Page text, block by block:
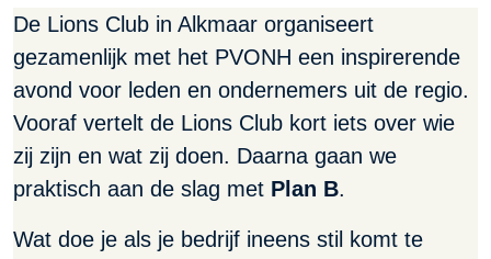
De Lions Club in Alkmaar organiseert
gezamenlijk met het PVONH een inspirerende
avond voor leden en ondernemers uit de regio.
Vooraf vertelt de Lions Club kort iets over wie
zij zijn en wat zij doen. Daarna gaan we
praktisch aan de slag met Plan B.
Wat doe je als je bedrijf ineens stil komt te